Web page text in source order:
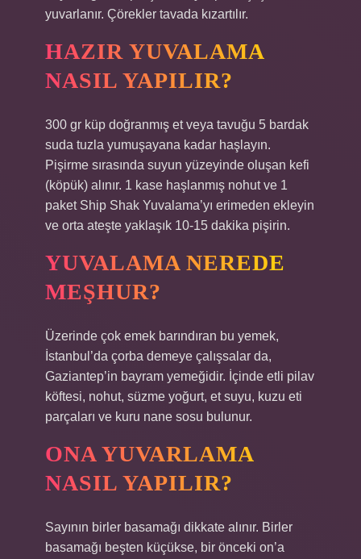
yuvarlanır. Çörekler tavada kızartılır.
HAZIR YUVALAMA
NASIL YAPILIR?
300 gr küp doğranmış et veya tavuğu 5 bardak
suda tuzla yumuşayana kadar haşlayın.
Pişirme sırasında suyun yüzeyinde oluşan kefi
(köpük) alınır. 1 kase haşlanmış nohut ve 1
paket Ship Shak Yuvalama’yı erimeden ekleyin
ve orta ateşte yaklaşık 10-15 dakika pişirin.
YUVALAMA NEREDE
MEŞHUR?
Üzerinde çok emek barındıran bu yemek,
İstanbul’da çorba demeye çalışsalar da,
Gaziantep’in bayram yemeğidir. İçinde etli pilav
köftesi, nohut, süzme yoğurt, et suyu, kuzu eti
parçaları ve kuru nane sosu bulunur.
ONA YUVARLAMA
NASIL YAPILIR?
Sayının birler basamağı dikkate alınır. Birler
basamağı beşten küçükse, bir önceki on’a